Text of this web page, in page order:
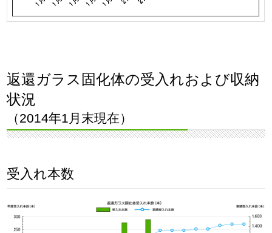
返還ガラス固化体の受入れおよび収納
状況
（2014年1月末現在）
受入れ本数